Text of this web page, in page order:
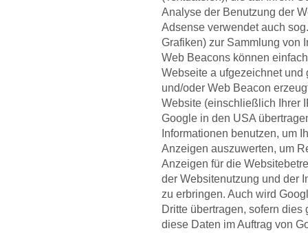
Analyse der Benutzung der
Adsense verwendet auch
Grafiken) zur Sammlung von
Web Beacons können
Webseite a ufgezeichnet
und/oder Web Beacon
Website (einschließlich Ihrer
Google in den USA
Informationen benutzen, um
Anzeigen auszuwerten, um
Anzeigen für die
der Websitenutzung und der
zu erbringen. Auch wird
Dritte übertragen, sofern
diese Daten im Auftrag von